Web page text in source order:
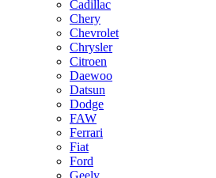
Cadillac
Chery
Chevrolet
Chrysler
Citroen
Daewoo
Datsun
Dodge
FAW
Ferrari
Fiat
Ford
Geely